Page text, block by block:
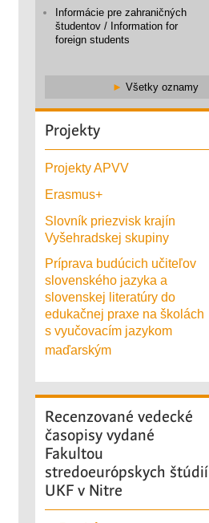
Informácie pre zahraničných
študentov / Information for
foreign students
► Všetky oznamy
Projekty
Projekty APVV
Erasmus+
Slovník priezvisk krajín
Vyšehradskej skupiny
Príprava budúcich učiteľov
slovenského jazyka a
slovenskej literatúry do
edukačnej praxe na školách
s vyučovacím jazykom
maďarským
Recenzované vedecké
časopisy vydané
Fakultou
stredoeurópskych štúdií
UKF v Nitre